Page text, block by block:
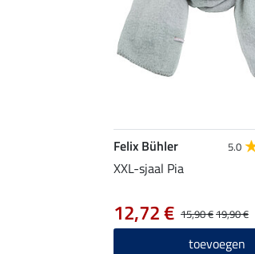
Felix Bühler 5.0
XXL-sjaal Pia
15,90 €19,90 €
12,72 €
toevoegen